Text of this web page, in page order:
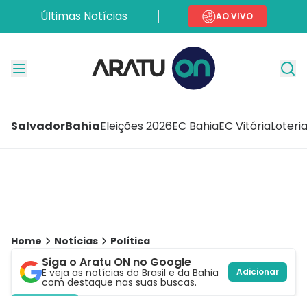
Últimas Notícias AO VIVO
SalvadorBahiaEleições 2026EC BahiaEC Vitória
Home Notícias Política
Siga o Aratu ON no Google
E veja as notícias do Brasil e da Bahia
com destaque nas suas buscas.
Adicionar